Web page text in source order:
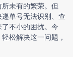
未有的繁荣。但
单号无法识别、查
不小的困扰。今
轻松解决这一问题，